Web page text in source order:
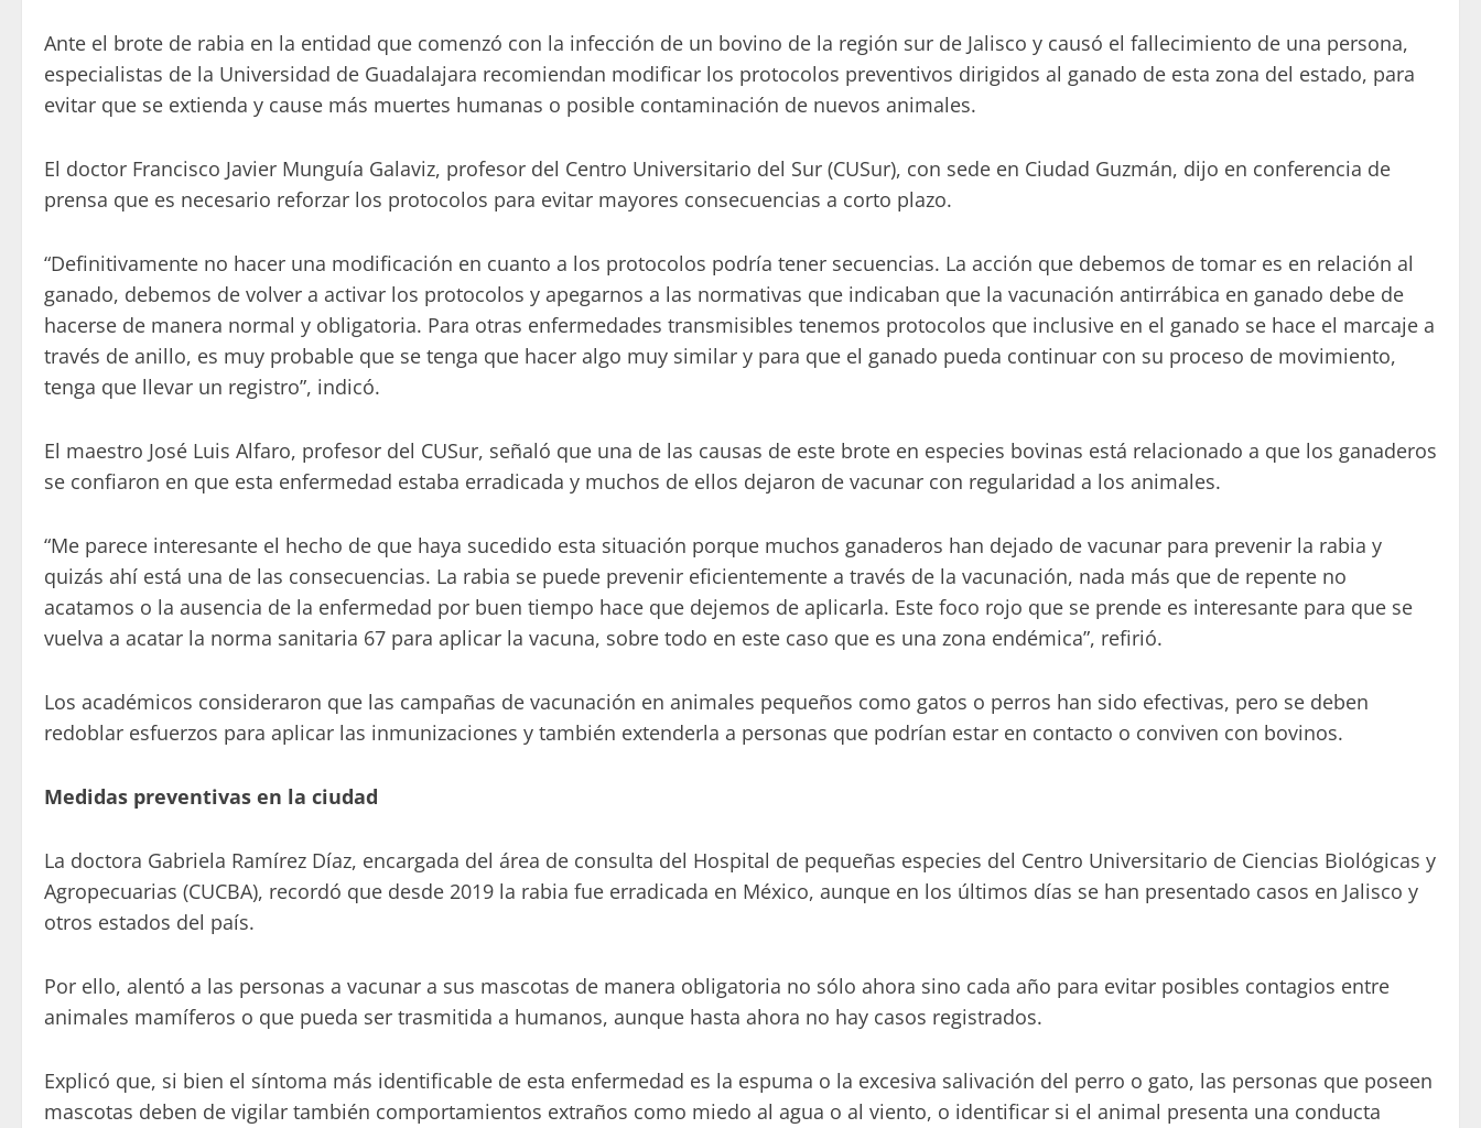
Ante el brote de rabia en la entidad que comenzó con la infección de un bovino de la región sur de Jalisco y causó el fallecimiento de una persona,
especialistas de la Universidad de Guadalajara recomiendan modificar los protocolos preventivos dirigidos al ganado de esta zona del estado, para
evitar que se extienda y cause más muertes humanas o posible contaminación de nuevos animales.
El doctor Francisco Javier Munguía Galaviz, profesor del Centro Universitario del Sur (CUSur), con sede en Ciudad Guzmán, dijo en conferencia de
prensa que es necesario reforzar los protocolos para evitar mayores consecuencias a corto plazo.
“Definitivamente no hacer una modificación en cuanto a los protocolos podría tener secuencias. La acción que debemos de tomar es en relación al
ganado, debemos de volver a activar los protocolos y apegarnos a las normativas que indicaban que la vacunación antirrábica en ganado debe de
hacerse de manera normal y obligatoria. Para otras enfermedades transmisibles tenemos protocolos que inclusive en el ganado se hace el marcaje a
través de anillo, es muy probable que se tenga que hacer algo muy similar y para que el ganado pueda continuar con su proceso de movimiento,
tenga que llevar un registro”, indicó.
El maestro José Luis Alfaro, profesor del CUSur, señaló que una de las causas de este brote en especies bovinas está relacionado a que los ganaderos
se confiaron en que esta enfermedad estaba erradicada y muchos de ellos dejaron de vacunar con regularidad a los animales.
“Me parece interesante el hecho de que haya sucedido esta situación porque muchos ganaderos han dejado de vacunar para prevenir la rabia y
quizás ahí está una de las consecuencias. La rabia se puede prevenir eficientemente a través de la vacunación, nada más que de repente no
acatamos o la ausencia de la enfermedad por buen tiempo hace que dejemos de aplicarla. Este foco rojo que se prende es interesante para que se
vuelva a acatar la norma sanitaria 67 para aplicar la vacuna, sobre todo en este caso que es una zona endémica”, refirió.
Los académicos consideraron que las campañas de vacunación en animales pequeños como gatos o perros han sido efectivas, pero se deben
redoblar esfuerzos para aplicar las inmunizaciones y también extenderla a personas que podrían estar en contacto o conviven con bovinos.
Medidas preventivas en la ciudad
La doctora Gabriela Ramírez Díaz, encargada del área de consulta del Hospital de pequeñas especies del Centro Universitario de Ciencias Biológicas y
Agropecuarias (CUCBA), recordó que desde 2019 la rabia fue erradicada en México, aunque en los últimos días se han presentado casos en Jalisco y
otros estados del país.
Por ello, alentó a las personas a vacunar a sus mascotas de manera obligatoria no sólo ahora sino cada año para evitar posibles contagios entre
animales mamíferos o que pueda ser trasmitida a humanos, aunque hasta ahora no hay casos registrados.
Explicó que, si bien el síntoma más identificable de esta enfermedad es la espuma o la excesiva salivación del perro o gato, las personas que poseen
mascotas deben de vigilar también comportamientos extraños como miedo al agua o al viento, o identificar si el animal presenta una conducta